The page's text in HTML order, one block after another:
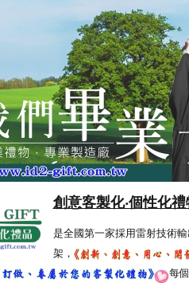
創意客製化‧個性化
是全國第一家採用雷射技術
架，
每